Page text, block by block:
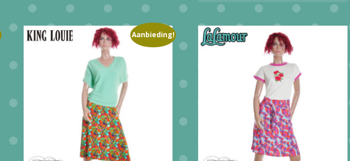
meerdere
variaties.
Deze
optie
kan
gekozen
worden
op
Aanbieding!